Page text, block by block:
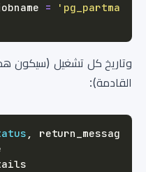
=
'pg_partma
وتاريخ كل تشغيل (سيكون
القادمة):
,
return_messag